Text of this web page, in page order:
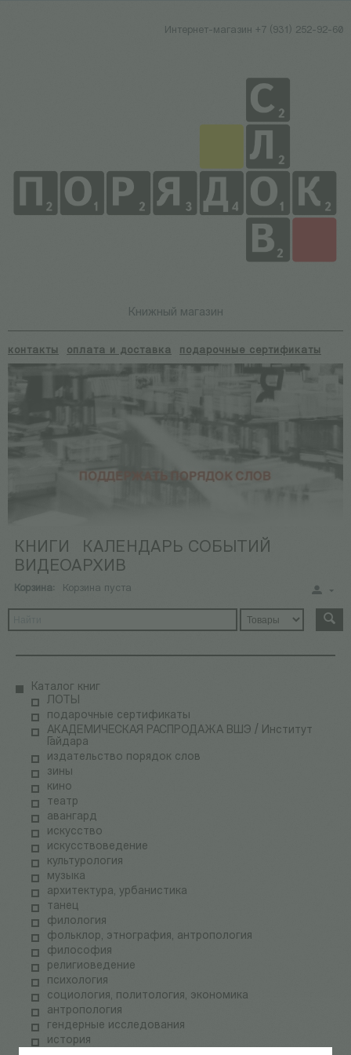
Интернет-магазин +7 (931) 252-92-60
Книжный магазин
контакты оплата и доставка подарочные сертификаты
КНИГИ
КАЛЕНДАРЬ СОБЫТИЙ
ВИДЕОАРХИВ
Корзина: Корзина пуста
Каталог книг
ЛОТЫ
подарочные сертификаты
АКАДЕМИЧЕСКАЯ РАСПРОДАЖА ВШЭ / Институт
Гайдара
издательство порядок слов
зины
кино
театр
авангард
искусство
искусствоведение
культурология
музыка
архитектура, урбанистика
танец
филология
фольклор, этнография, антропология
философия
религиоведение
психология
социология, политология, экономика
антропология
гендерные исследования
история